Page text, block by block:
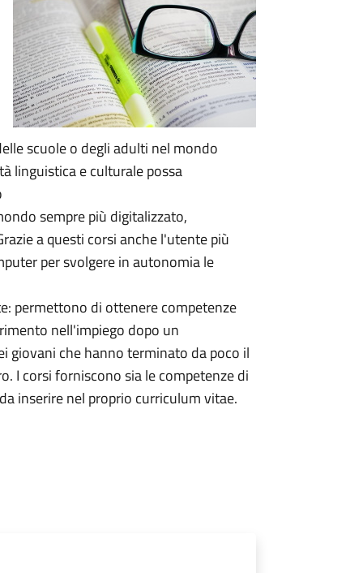
scuole o degli adulti nel mondo
linguistica e culturale possa
sempre più digitalizzato,
a questi corsi anche l'utente più
per svolgere in autonomia le
permettono di ottenere competenze
nell'impiego dopo un
giovani che hanno terminato da poco il
I corsi forniscono sia le competenze di
inserire nel proprio curriculum vitae.